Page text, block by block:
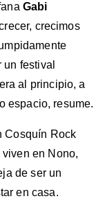
Gabi
crecimos
festival
al principio, a
espacio, resume.
Cosquín Rock
en Nono,
de ser un
en casa.